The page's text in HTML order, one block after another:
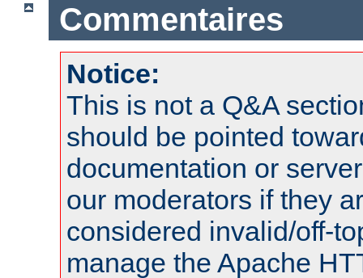
Commentaires
Notice:
This is not a Q&A
should be pointed
documentation or
our moderators if they
considered invalid/off-
manage the Apache